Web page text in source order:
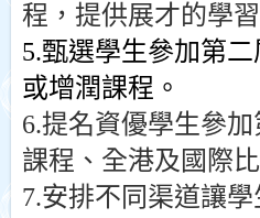
程，提供展才的學
5.甄選學生參加第
或增潤課程。
6.提名資優學生參
課程、全港及國際
7.安排不同渠道讓